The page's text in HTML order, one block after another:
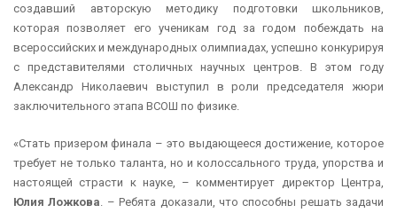
создавший авторскую методику подготовки школьников,
которая позволяет его ученикам год за годом побеждать на
всероссийских и международных олимпиадах, успешно конкурируя
с представителями столичных научных центров. В этом году
Александр Николаевич выступил в роли председателя жюри
заключительного этапа ВСОШ по физике.
«Стать призером финала – это выдающееся достижение, которое
требует не только таланта, но и колоссального труда, упорства и
настоящей страсти к науке, – комментирует директор Центра,
Юлия Ложкова . – Ребята доказали, что способны решать задачи